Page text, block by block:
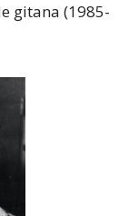
gitana (1985-